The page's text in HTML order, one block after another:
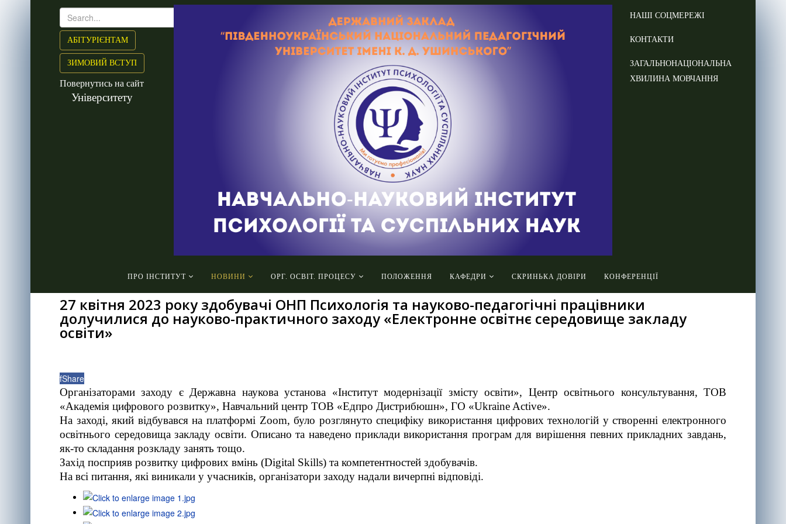
АБІТУРІЄНТАМ
ЗИМОВИЙ ВСТУП
Повернутись на сайт
Університету
НАШІ СОЦМЕРЕЖІ
КОНТАКТИ
ЗАГАЛЬНОНАЦІОНАЛЬНА
ХВИЛИНА МОВЧАННЯ
ПРО ІНСТИТУТ НОВИНИ ОРГ. ОСВІТ. ПРОЦЕСУ ПОЛОЖЕННЯ КАФЕДРИ СКРИНЬКА ДОВІРИ КОНФЕРЕНЦІЇ
27 квітня 2023 року здобувачі ОНП Психологія та науково-педагогічні працівники
долучилися до науково-практичного заходу «Електронне освітнє середовище закладу
освіти»
fShare
Організаторами заходу є Державна наукова установа «Інститут модернізації змісту освіти», Центр освітнього консультування, ТОВ
«Академія цифрового розвитку», Навчальний центр ТОВ «Едпро Дистрибюшн», ГО «Ukraine Active».
На заході, який відбувався на платформі Zoom, було розглянуто специфіку використання цифрових технологій у створенні електронного
освітнього середовища закладу освіти. Описано та наведено приклади використання програм для вирішення певних прикладних завдань,
як-то складання розкладу занять тощо.
Захід посприяв розвитку цифрових вмінь (Digital Skills) та компетентностей здобувачів.
На всі питання, які виникали у учасників, організатори заходу надали вичерпні відповіді.